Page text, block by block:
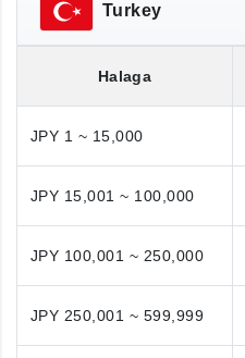
Turkey
Halaga
JPY 1 ~ 15,000
JPY 15,001 ~ 100,000
JPY 100,001 ~ 250,000
JPY 250,001 ~ 599,999